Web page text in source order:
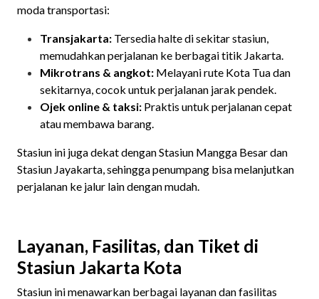
moda transportasi:
Transjakarta: Tersedia halte di sekitar stasiun,
memudahkan perjalanan ke berbagai titik Jakarta.
Mikrotrans & angkot: Melayani rute Kota Tua dan
sekitarnya, cocok untuk perjalanan jarak pendek.
Ojek online & taksi: Praktis untuk perjalanan cepat
atau membawa barang.
Stasiun ini juga dekat dengan Stasiun Mangga Besar dan
Stasiun Jayakarta, sehingga penumpang bisa melanjutkan
perjalanan ke jalur lain dengan mudah.
Layanan, Fasilitas, dan Tiket di
Stasiun Jakarta Kota
Stasiun ini menawarkan berbagai layanan dan fasilitas